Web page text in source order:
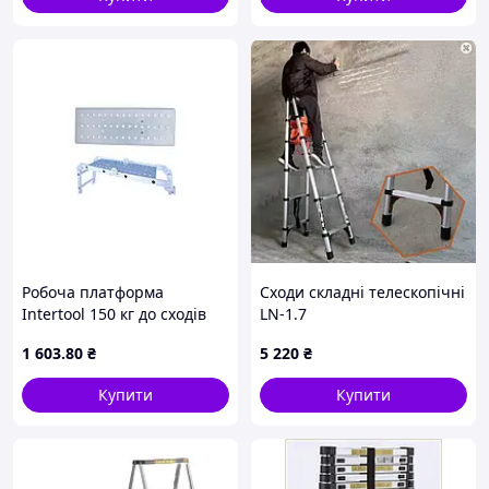
Робоча платформа
Intertool 150 кг до сходів
1 603.80 ₴
Купити
Сходи складні телескопічні
LN-1.7
5 220 ₴
Купити